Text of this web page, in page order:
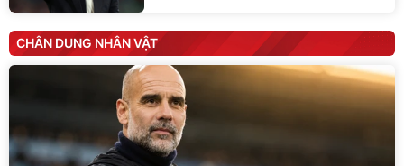
CHÂN DUNG NHÂN VẬT